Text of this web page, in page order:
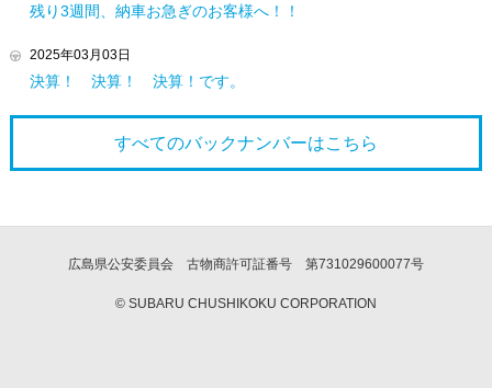
残り3週間、納車お急ぎのお客様へ！！
2025年03月03日
決算！ 決算！ 決算！です。
すべてのバックナンバーはこちら
広島県公安委員会 古物商許可証番号 第731029600077号
© SUBARU CHUSHIKOKU CORPORATION